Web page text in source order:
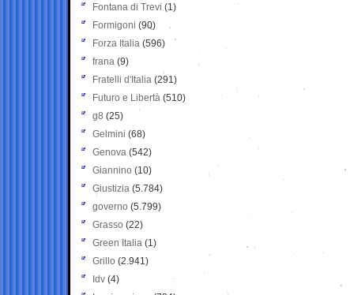
Fontana di Trevi (1)
Formigoni (90)
Forza Italia (596)
frana (9)
Fratelli d'Italia (291)
Futuro e Libertà (510)
g8 (25)
Gelmini (68)
Genova (542)
Giannino (10)
Giustizia (5.784)
governo (5.799)
Grasso (22)
Green Italia (1)
Grillo (2.941)
Idv (4)